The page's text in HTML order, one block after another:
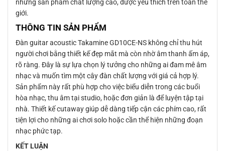
những sản phẩm chất lượng cao, được yêu thích trên toàn thế
giới.
THÔNG TIN SẢN PHẨM
Đàn guitar acoustic Takamine GD10CE-NS không chỉ thu hút
người chơi bằng thiết kế đẹp mắt mà còn nhờ âm thanh ấm áp,
rõ ràng. Đây là sự lựa chọn lý tưởng cho những ai đam mê âm
nhạc và muốn tìm một cây đàn chất lượng với giá cả hợp lý.
Sản phẩm này rất phù hợp cho việc biểu diễn trong các buổi
hòa nhạc, thu âm tại studio, hoặc đơn giản là để luyện tập tại
nhà. Thiết kế cutaway giúp dễ dàng tiếp cận các phím cao, rất
tiện lợi cho những ai chơi solo hoặc cần thể hiện những đoạn
nhạc phức tạp.
KẾT LUẬN